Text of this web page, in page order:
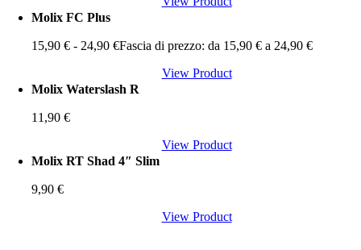
Molix FC Plus
15,90€ - 24,90€Fascia di prezzo: da 15,90 € a 24,90 €
View Product
Molix Waterslash R
11,90€
View Product
Molix RT Shad 4″ Slim
9,90€
View Product